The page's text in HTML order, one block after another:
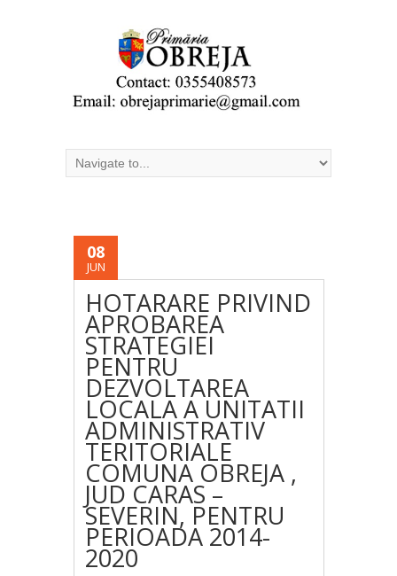
08
JUN
HOTARARE PRIVIND
APROBAREA
STRATEGIEI
PENTRU
DEZVOLTAREA
LOCALA A UNITATII
ADMINISTRATIV
TERITORIALE
COMUNA OBREJA ,
JUD CARAS –
SEVERIN, PENTRU
PERIOADA 2014-
2020